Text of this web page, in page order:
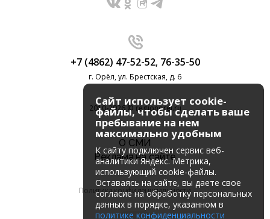
+7 (4862) 47-52-52, 76-35-50
г. Орёл, ул. Брестская, д. 6
2010-2026 © regionorel.ru
О СМИ
Реклама на сайте
Политика конфиденциальности
Сайт использует cookie-
файлы, чтобы сделать ваше
пребывание на нем
максимально удобным
К cайту подключен сервис веб-
аналитики Яндекс. Метрика,
использующий cookie-файлы.
Оставаясь на сайте, вы даете свое
согласие на обработку персональных
данных в порядке, указанном в
политике конфиденциальности